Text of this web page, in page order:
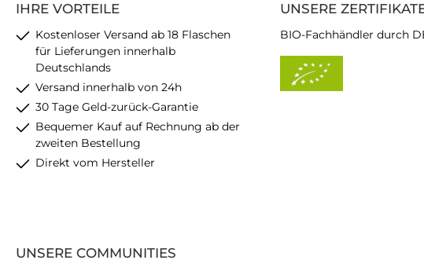
IHRE VORTEILE
Kostenloser Versand ab 18 Flaschen
für Lieferungen innerhalb
Deutschlands
Versand innerhalb von 24h
30 Tage Geld-zurück-Garantie
Bequemer Kauf auf Rechnung ab der
zweiten Bestellung
Direkt vom Hersteller
UNSERE
BIO-Fachhändler durch
UNSERE COMMUNITIES